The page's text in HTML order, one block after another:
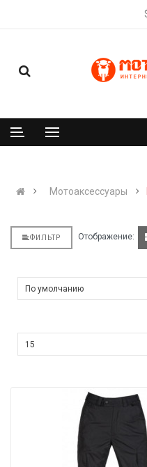
Мотоаксессуары
ФИЛЬТР Отображение: